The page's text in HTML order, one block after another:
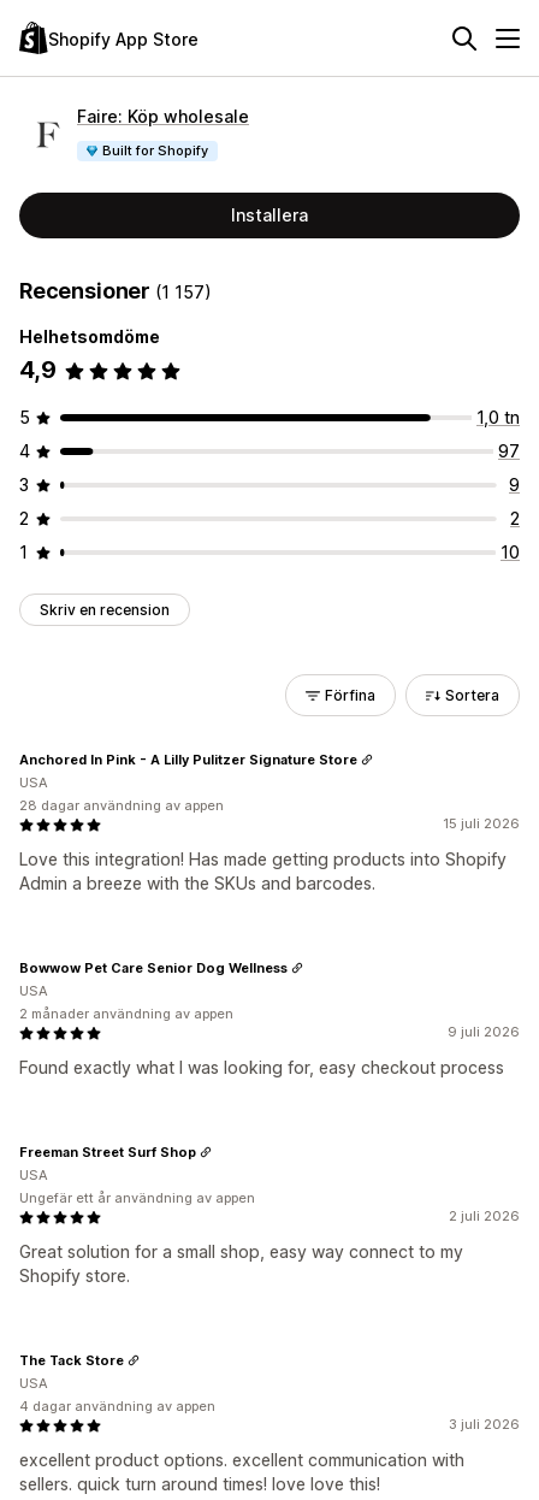
Shopify App Store
Faire: Köp wholesale
Built for Shopify
Installera
Recensioner (1 157)
Helhetsomdöme
4,9
5
1,0 tn
4
97
3
9
2
2
1
10
Skriv en recension
Förfina Sortera
15 juli 2026
Love this integration! Has made getting products into Shopify
Admin a breeze with the SKUs and barcodes.
Anchored In Pink - A Lilly Pulitzer Signature Store
USA
28 dagar användning av appen
9 juli 2026
Found exactly what I was looking for, easy checkout process
Bowwow Pet Care Senior Dog Wellness
USA
2 månader användning av appen
2 juli 2026
Great solution for a small shop, easy way connect to my
Shopify store.
Freeman Street Surf Shop
USA
Ungefär ett år användning av appen
3 juli 2026
excellent product options. excellent communication with
sellers. quick turn around times! love love this!
The Tack Store
USA
4 dagar användning av appen